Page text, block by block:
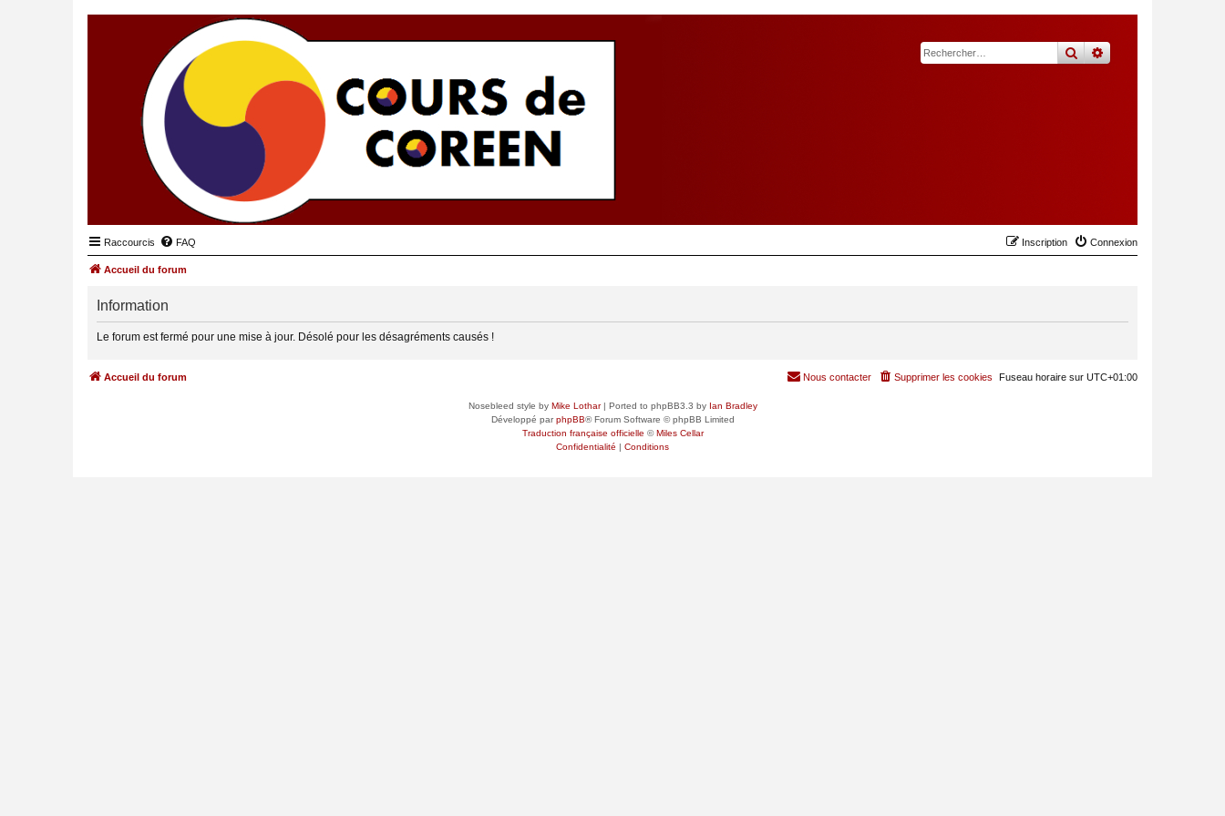
rechercher
recherche
Raccourcis FAQ Connexion
Inscription
Accueil du forum
Information
Le forum est fermé pour une mise à jour. Désolé pour les désagréments causés !
Accueil du forum Fuseau horaire sur UTC+01:00
Supprimer les cookies
Nous contacter
Nosebleed style by Mike Lothar| Ported to phpBB3.3 by Ian Bradley
Développé parphpBB® Forum Software © phpBB Limited
Traduction française officielle ©Miles Cellar
Confidentialité | Conditions